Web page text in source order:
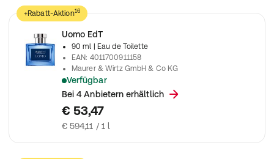
+Rabatt-Aktion16
Uomo EdT
90 ml
| Eau de Toilette
EAN: 4011700911158
Maurer & Wirtz GmbH & Co KG
Verfügbar
Uomo EdT
Bei 4 Anbietern erhältlich
€ 53,47
€ 594,11 / 1 l